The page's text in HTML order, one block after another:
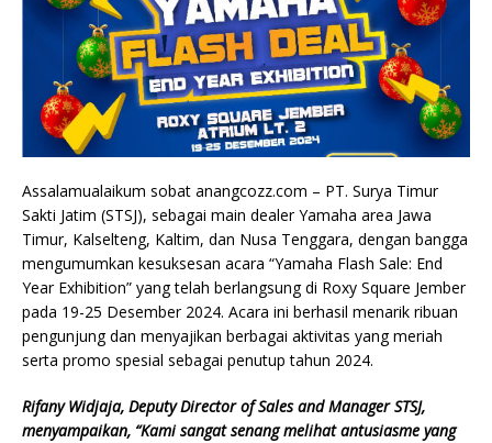
Assalamualaikum sobat anangcozz.com – PT. Surya Timur
Sakti Jatim (STSJ), sebagai main dealer Yamaha area Jawa
Timur, Kalselteng, Kaltim, dan Nusa Tenggara, dengan bangga
mengumumkan kesuksesan acara “Yamaha Flash Sale: End
Year Exhibition” yang telah berlangsung di Roxy Square Jember
pada 19-25 Desember 2024. Acara ini berhasil menarik ribuan
pengunjung dan menyajikan berbagai aktivitas yang meriah
serta promo spesial sebagai penutup tahun 2024.
Rifany Widjaja, Deputy Director of Sales and Manager STSJ,
menyampaikan, “Kami sangat senang melihat antusiasme yang